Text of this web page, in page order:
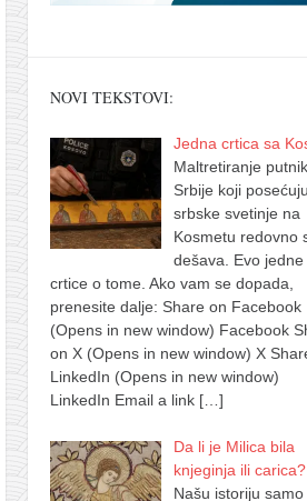
NOVI TEKSTOVI:
Jedna crtica sa
Maltretiranje
Srbije koji posećuju
srbske svetinje na
Kosmetu redovno
dešava. Evo jedne
crtice o tome. Ako vam se dopada,
prenesite dalje: Share on Facebook
(Opens in new window) Facebook
on X (Opens in new window) X
LinkedIn (Opens in new window)
LinkedIn Email a link […]
Da li je Milica bila
knjeginja ili carica?
Našu istoriju samo